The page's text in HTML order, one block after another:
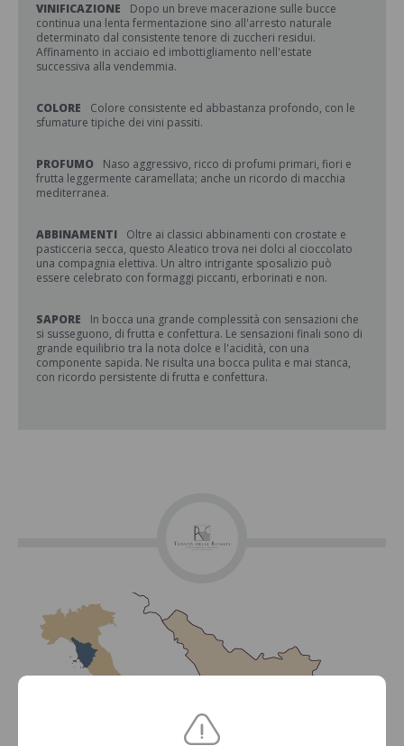
VINIFICAZIONE
Dopo un breve macerazione sulle bucce
continua una lenta fermentazione sino all'arresto naturale
determinato dal consistente tenore di zuccheri residui.
Affinamento in acciaio ed imbottigliamento nell'estate
successiva alla vendemmia.
COLORE
Colore consistente ed abbastanza profondo, con le
sfumature tipiche dei vini passiti.
PROFUMO
Naso aggressivo, ricco di profumi primari, fiori e
frutta leggermente caramellata; anche un ricordo di macchia
mediterranea.
ABBINAMENTI
Oltre ai classici abbinamenti con crostate e
pasticceria secca, questo Aleatico trova nei dolci al cioccolato
una compagnia elettiva. Un altro intrigante sposalizio può
essere celebrato con formaggi piccanti, erborinati e non.
SAPORE
In bocca una grande complessità con sensazioni che
si susseguono, di frutta e confettura. Le sensazioni finali sono di
grande equilibrio tra la nota dolce e l'acidità, con una
componente sapida. Ne risulta una bocca pulita e mai stanca,
con ricordo persistente di frutta e confettura.